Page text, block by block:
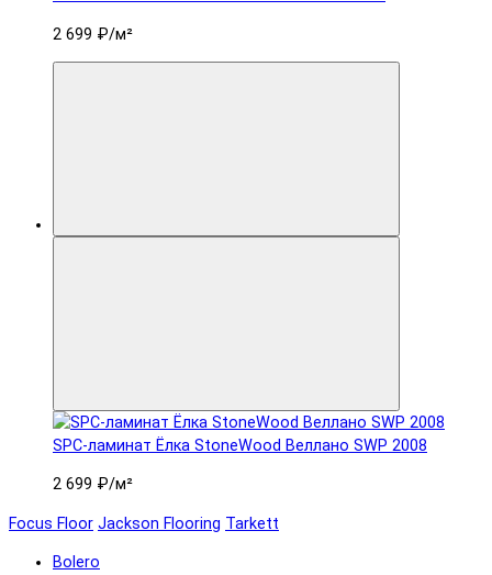
2 699 ₽/м²
SPC-ламинат Ëлка StoneWood Веллано SWP 2008
2 699 ₽/м²
Focus Floor Jackson Flooring Tarkett
Bolero